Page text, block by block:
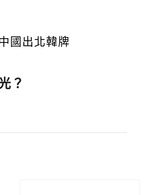
國出北韓牌
？